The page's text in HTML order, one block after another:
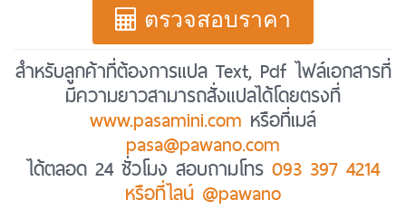
ตรวจสอบราคา
สำหรับลูกค้าที่ต้องการแปล Text, Pdf ไฟล์เอกสารที่
มีความยาวสามารถสั่งแปลได้โดยตรงที่
www.pasamini.com หรือที่เมล์
pasa@pawano.com
ได้ตลอด 24 ชั่วโมง สอบถามโทร 093 397 4214
หรือที่ไลน์ @pawano